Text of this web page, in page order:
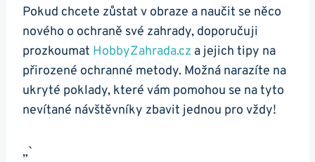
Pokud chcete zůstat v obraze a naučit se něco
nového o ochraně své zahrady, doporučuji
prozkoumat HobbyZahrada.cz a jejich tipy na
přirozené ochranné metody. Možná narazíte na
ukryté poklady, které vám pomohou se na tyto
nevítané návštěvníky zbavit jednou pro vždy!
„`